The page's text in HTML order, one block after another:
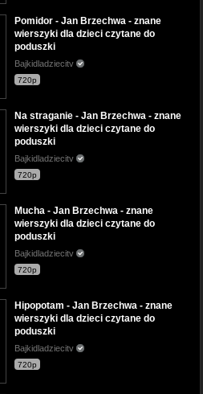
Pomidor - Jan Brzechwa - znane
wierszyki dla dzieci czytane do
poduszki
Bajkidladziecitv
720p
Na straganie - Jan Brzechwa - znane
wierszyki dla dzieci czytane do
poduszki
Bajkidladziecitv
720p
Mucha - Jan Brzechwa - znane
wierszyki dla dzieci czytane do
poduszki
Bajkidladziecitv
720p
Hipopotam - Jan Brzechwa - znane
wierszyki dla dzieci czytane do
poduszki
Bajkidladziecitv
720p